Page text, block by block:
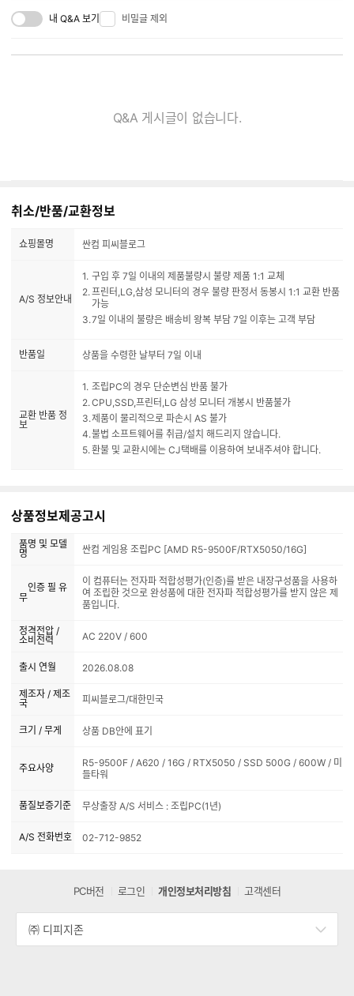
내 Q&A 보기 비밀글 제외
Q&A 게시글이 없습니다.
취소/반품/교환정보
쇼핑몰명 싼컴 피씨블로그
A/S 정보안내
구입 후 7일 이내의 제품불량시 불량 제품 1:1 교체
프린터,LG,삼성 모니터의 경우 불량 판정서 동봉시 1:1 교환 반품
가능
7일 이내의 불량은 배송비 왕복 부담 7일 이후는 고객 부담
반품일 상품을 수령한 날부터 7일 이내
교환 반품 정
보
조립PC의 경우 단순변심 반품 불가
CPU,SSD,프린터,LG 삼성 모니터 개봉시 반품불가
제품이 물리적으로 파손시 AS 불가
불법 소프트웨어를 취급/설치 해드리지 않습니다.
환불 및 교환시에는 CJ택배를 이용하여 보내주셔야 합니다.
상품정보제공고시
품명 및 모델
명
싼컴 게임용 조립PC [AMD R5-9500F/RTX5050/16G]
인증 필 유
무
이 컴퓨터는 전자파 적합성평가(인증)를 받은 내장구성품을 사용하
여 조립한 것으로 완성품에 대한 전자파 적합성평가를 받지 않은 제
품입니다.
정격전압 /
소비전력
AC 220V / 600
출시 연월 2026.08.08
제조자 / 제조
국
피씨블로그/대한민국
크기 / 무게 상품 DB안에 표기
주요사양
R5-9500F / A620 / 16G / RTX5050 / SSD 500G / 600W / 미
들타워
품질보증기준 무상출장 A/S 서비스 : 조립PC(1년)
A/S 전화번호 02-712-9852
PC버전 로그인 개인정보처리방침 고객센터
㈜ 디피지존
세